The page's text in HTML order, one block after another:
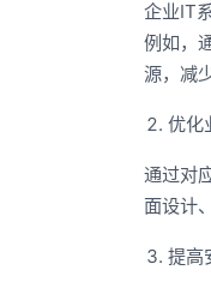
企业IT
例如，
源，减
优化
通过对
面设计
提高